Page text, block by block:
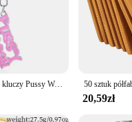
Różowy brelok do kluczy Pussy Wagon dla kobiet Wysokiej jakości breloczki do kluczy Kill Bill Modne akcesoria Biżuteria
20,59zł